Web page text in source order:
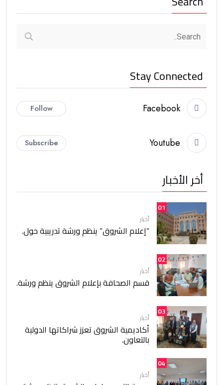
Stay Connected
Facebook
Follow
Youtube
Subscribe
أخر الأخبار
01
أخبار
“إعلام الشروق” ينظم ورشة تدريبية حول.
02
أخبار
قسم الصحافة بإعلام الشروق ينظم ورشة.
03
أخبار
أكاديمية الشروق تعزز شراكاتها الدولية
بالتعاون.
04
أخبار